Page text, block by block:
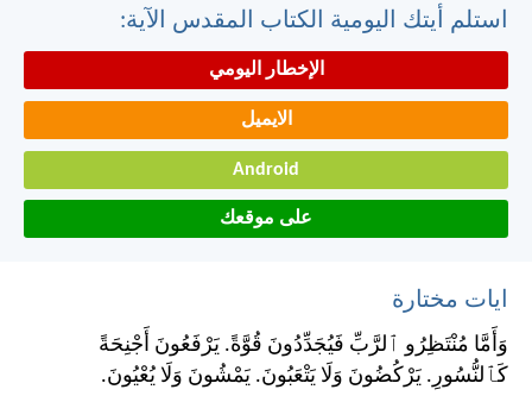
استلم أيتك اليومية الكتاب المقدس الآية:
الإخطار اليومي
الايميل
Android
على موقعك
ايات مختارة
وَأَمَّا مُنْتَظِرُو ٱلرَّبِّ فَيُجَدِّدُونَ قُوَّةً. يَرْفَعُونَ أَجْنِحَةً
كَٱلنُّسُورِ. يَرْكُضُونَ وَلَا يَتْعَبُونَ. يَمْشُونَ وَلَا يُعْيُونَ.